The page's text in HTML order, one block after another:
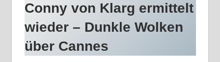
Conny von Klarg ermittelt
wieder – Dunkle Wolken
über Cannes